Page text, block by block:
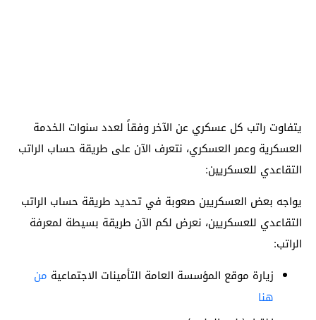
يتفاوت راتب كل عسكري عن الآخر وفقاً لعدد سنوات الخدمة
العسكرية وعمر العسكري، نتعرف الآن على طريقة حساب الراتب
التقاعدي للعسكريين:
يواجه بعض العسكريين صعوبة في تحديد طريقة حساب الراتب
التقاعدي للعسكريين، نعرض لكم الآن طريقة بسيطة لمعرفة
الراتب:
زيارة موقع المؤسسة العامة التأمينات الاجتماعية من
هنا